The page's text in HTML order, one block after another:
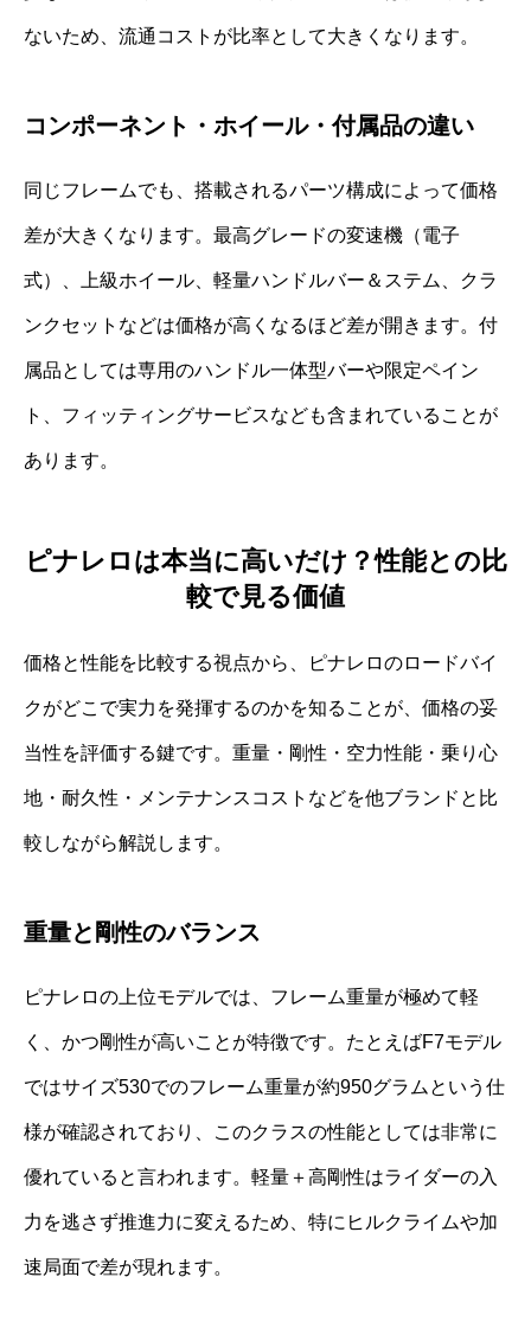
ないため、流通コストが比率として大きくなります。
コンポーネント・ホイール・付属品の違い
同じフレームでも、搭載されるパーツ構成によって価格
差が大きくなります。最高グレードの変速機（電子
式）、上級ホイール、軽量ハンドルバー＆ステム、クラ
ンクセットなどは価格が高くなるほど差が開きます。付
属品としては専用のハンドル一体型バーや限定ペイン
ト、フィッティングサービスなども含まれていることが
あります。
ピナレロは本当に高いだけ？性能との比
較で見る価値
価格と性能を比較する視点から、ピナレロのロードバイ
クがどこで実力を発揮するのかを知ることが、価格の妥
当性を評価する鍵です。重量・剛性・空力性能・乗り心
地・耐久性・メンテナンスコストなどを他ブランドと比
較しながら解説します。
重量と剛性のバランス
ピナレロの上位モデルでは、フレーム重量が極めて軽
く、かつ剛性が高いことが特徴です。たとえばF7モデル
ではサイズ530でのフレーム重量が約950グラムという仕
様が確認されており、このクラスの性能としては非常に
優れていると言われます。軽量＋高剛性はライダーの入
力を逃さず推進力に変えるため、特にヒルクライムや加
速局面で差が現れます。